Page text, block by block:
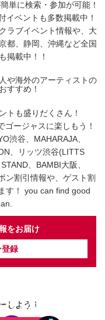
単に検索・参加が可能！
イベントも多数掲載中！
ラブイベント情報や、大
都、静岡、沖縄など全国
掲載中！！
や海外のアーティストの
すすめ！
トも盛りだくさん！
ージャスに楽しもう！
渋谷、MAHARAJA、
、リッツ渋谷(LITTS
、BAMBI大阪、
ン割引情報や、ゲスト割
す！ you can find good
をお届け
登録
チェックしよう！
しよう！